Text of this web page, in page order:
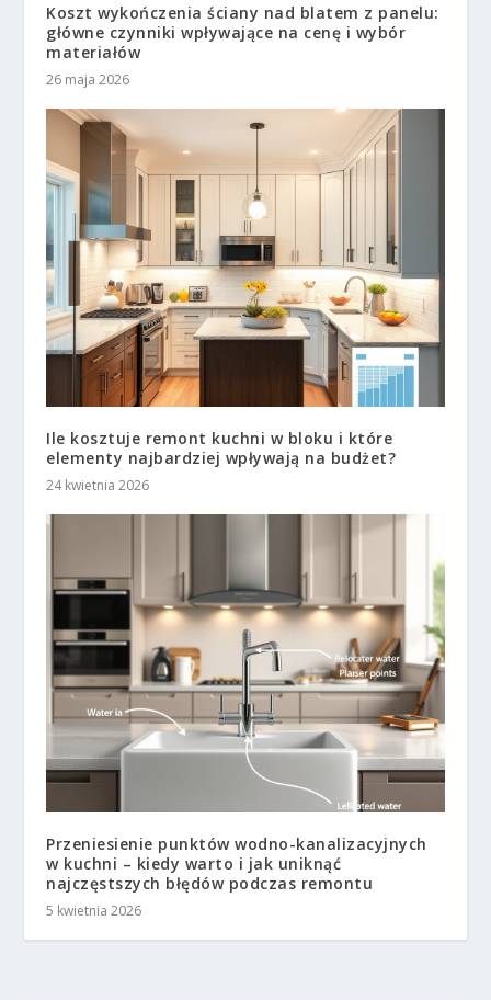
Koszt wykończenia ściany nad blatem z panelu:
główne czynniki wpływające na cenę i wybór
materiałów
26 maja 2026
Ile kosztuje remont kuchni w bloku i które
elementy najbardziej wpływają na budżet?
24 kwietnia 2026
Przeniesienie punktów wodno-kanalizacyjnych
w kuchni – kiedy warto i jak uniknąć
najczęstszych błędów podczas remontu
5 kwietnia 2026